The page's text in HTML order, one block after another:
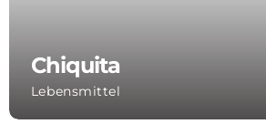
Chiquita
Lebensmittel